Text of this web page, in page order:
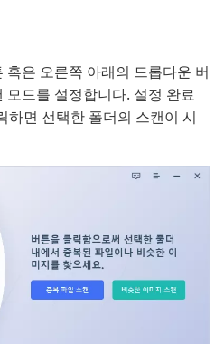
은 오른쪽 아래의 드롭다운 버
드를 설정합니다. 설정 완료
하면 선택한 폴더의 스캔이 시